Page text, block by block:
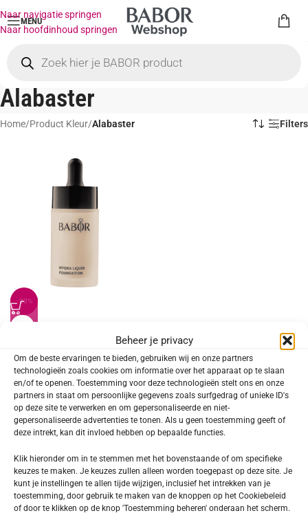
Beheer je privacy
Om de beste ervaringen te bieden, gebruiken wij en onze partners
technologieën zoals cookies om informatie over het apparaat op te slaan
en/of te openen. Toestemming voor deze technologieën stelt ons en onze
partners in staat om persoonlijke gegevens zoals surfgedrag of unieke ID's
op deze site te verwerken en om gepersonaliseerde en niet-
gepersonaliseerde advertenties te tonen. Als u geen toestemming geeft of
deze intrekt, kan dit invloed hebben op bepaalde functies.
Klik hieronder om in te stemmen met het bovenstaande of om specifieke
keuzes te maken. Je keuzes zullen alleen worden toegepast op deze site. Je
kunt je instellingen te allen tijde wijzigen, inclusief het intrekken van je
toestemming, door gebruik te maken van de knoppen op het Cookiebeleid
of door te klikken op de knop 'Toestemming beheren' onderaan het scherm.
Naar navigatie springen
Naar hoofdinhoud springen
MENU
Alabaster
SOORT PRODUCT
Make-up
SOORT MAKE-UP
Home/Product Kleur/Alabaster Filters
-20%
Hydra Liquid Foundation 01 alabaster
39,90 €31,92